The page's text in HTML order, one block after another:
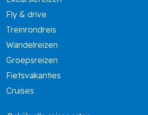
Fly & drive
Treinrondreis
Wandelreizen
Groepsreizen
Fietsvakanties
Cruises